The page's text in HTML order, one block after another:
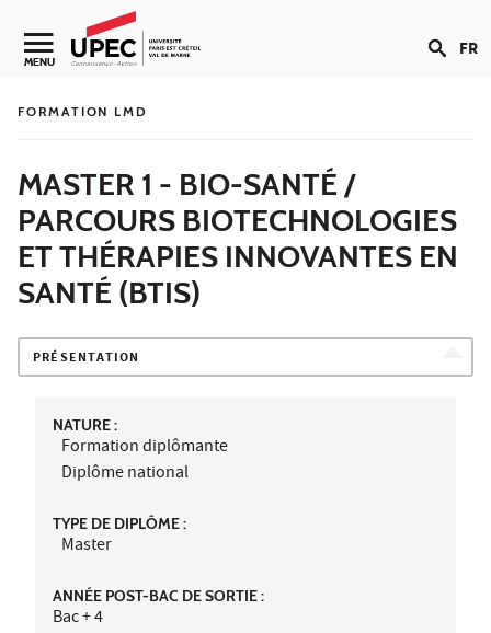
Aller au contenu
Navigation secondaire
MENU FR
FORMATION LMD
MASTER 1 - BIO-SANTÉ /
PARCOURS BIOTECHNOLOGIES
ET THÉRAPIES INNOVANTES EN
SANTÉ (BTIS)
PRÉSENTATION
NATURE :
Formation diplômante
Diplôme national
TYPE DE DIPLÔME :
Master
ANNÉE POST-BAC DE SORTIE :
Bac + 4